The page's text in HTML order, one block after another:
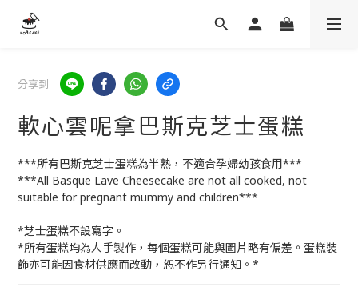
分享到
軟心雲呢拿巴斯克芝士蛋糕
***所有巴斯克芝士蛋糕為半熟，不適合孕婦幼孩食用***
***All Basque Lave Cheesecake are not all cooked, not
suitable for pregnant mummy and children***
*芝士蛋糕不設寫字。
*所有蛋糕均為人手製作，每個蛋糕可能與圖片略有偏差。蛋糕裝
飾亦可能因食材供應而改動，恕不作另行通知。*